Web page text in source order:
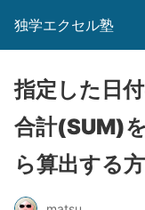
独学エクセル塾
指定した日
合計(SUM)
ら算出する